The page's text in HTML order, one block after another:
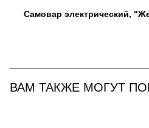
Самовар электрический,
ВАМ ТАКЖЕ МОГУТ